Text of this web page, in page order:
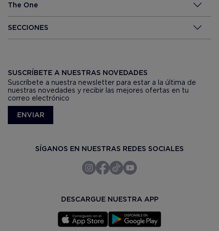
The One
SECCIONES
SUSCRÍBETE A NUESTRAS NOVEDADES
Suscríbete a nuestra newsletter para estar a la última de
nuestras novedades y recibir las mejores ofertas en tu
correo electrónico
ENVIAR
SÍGANOS EN NUESTRAS REDES SOCIALES
DESCARGUE NUESTRA APP